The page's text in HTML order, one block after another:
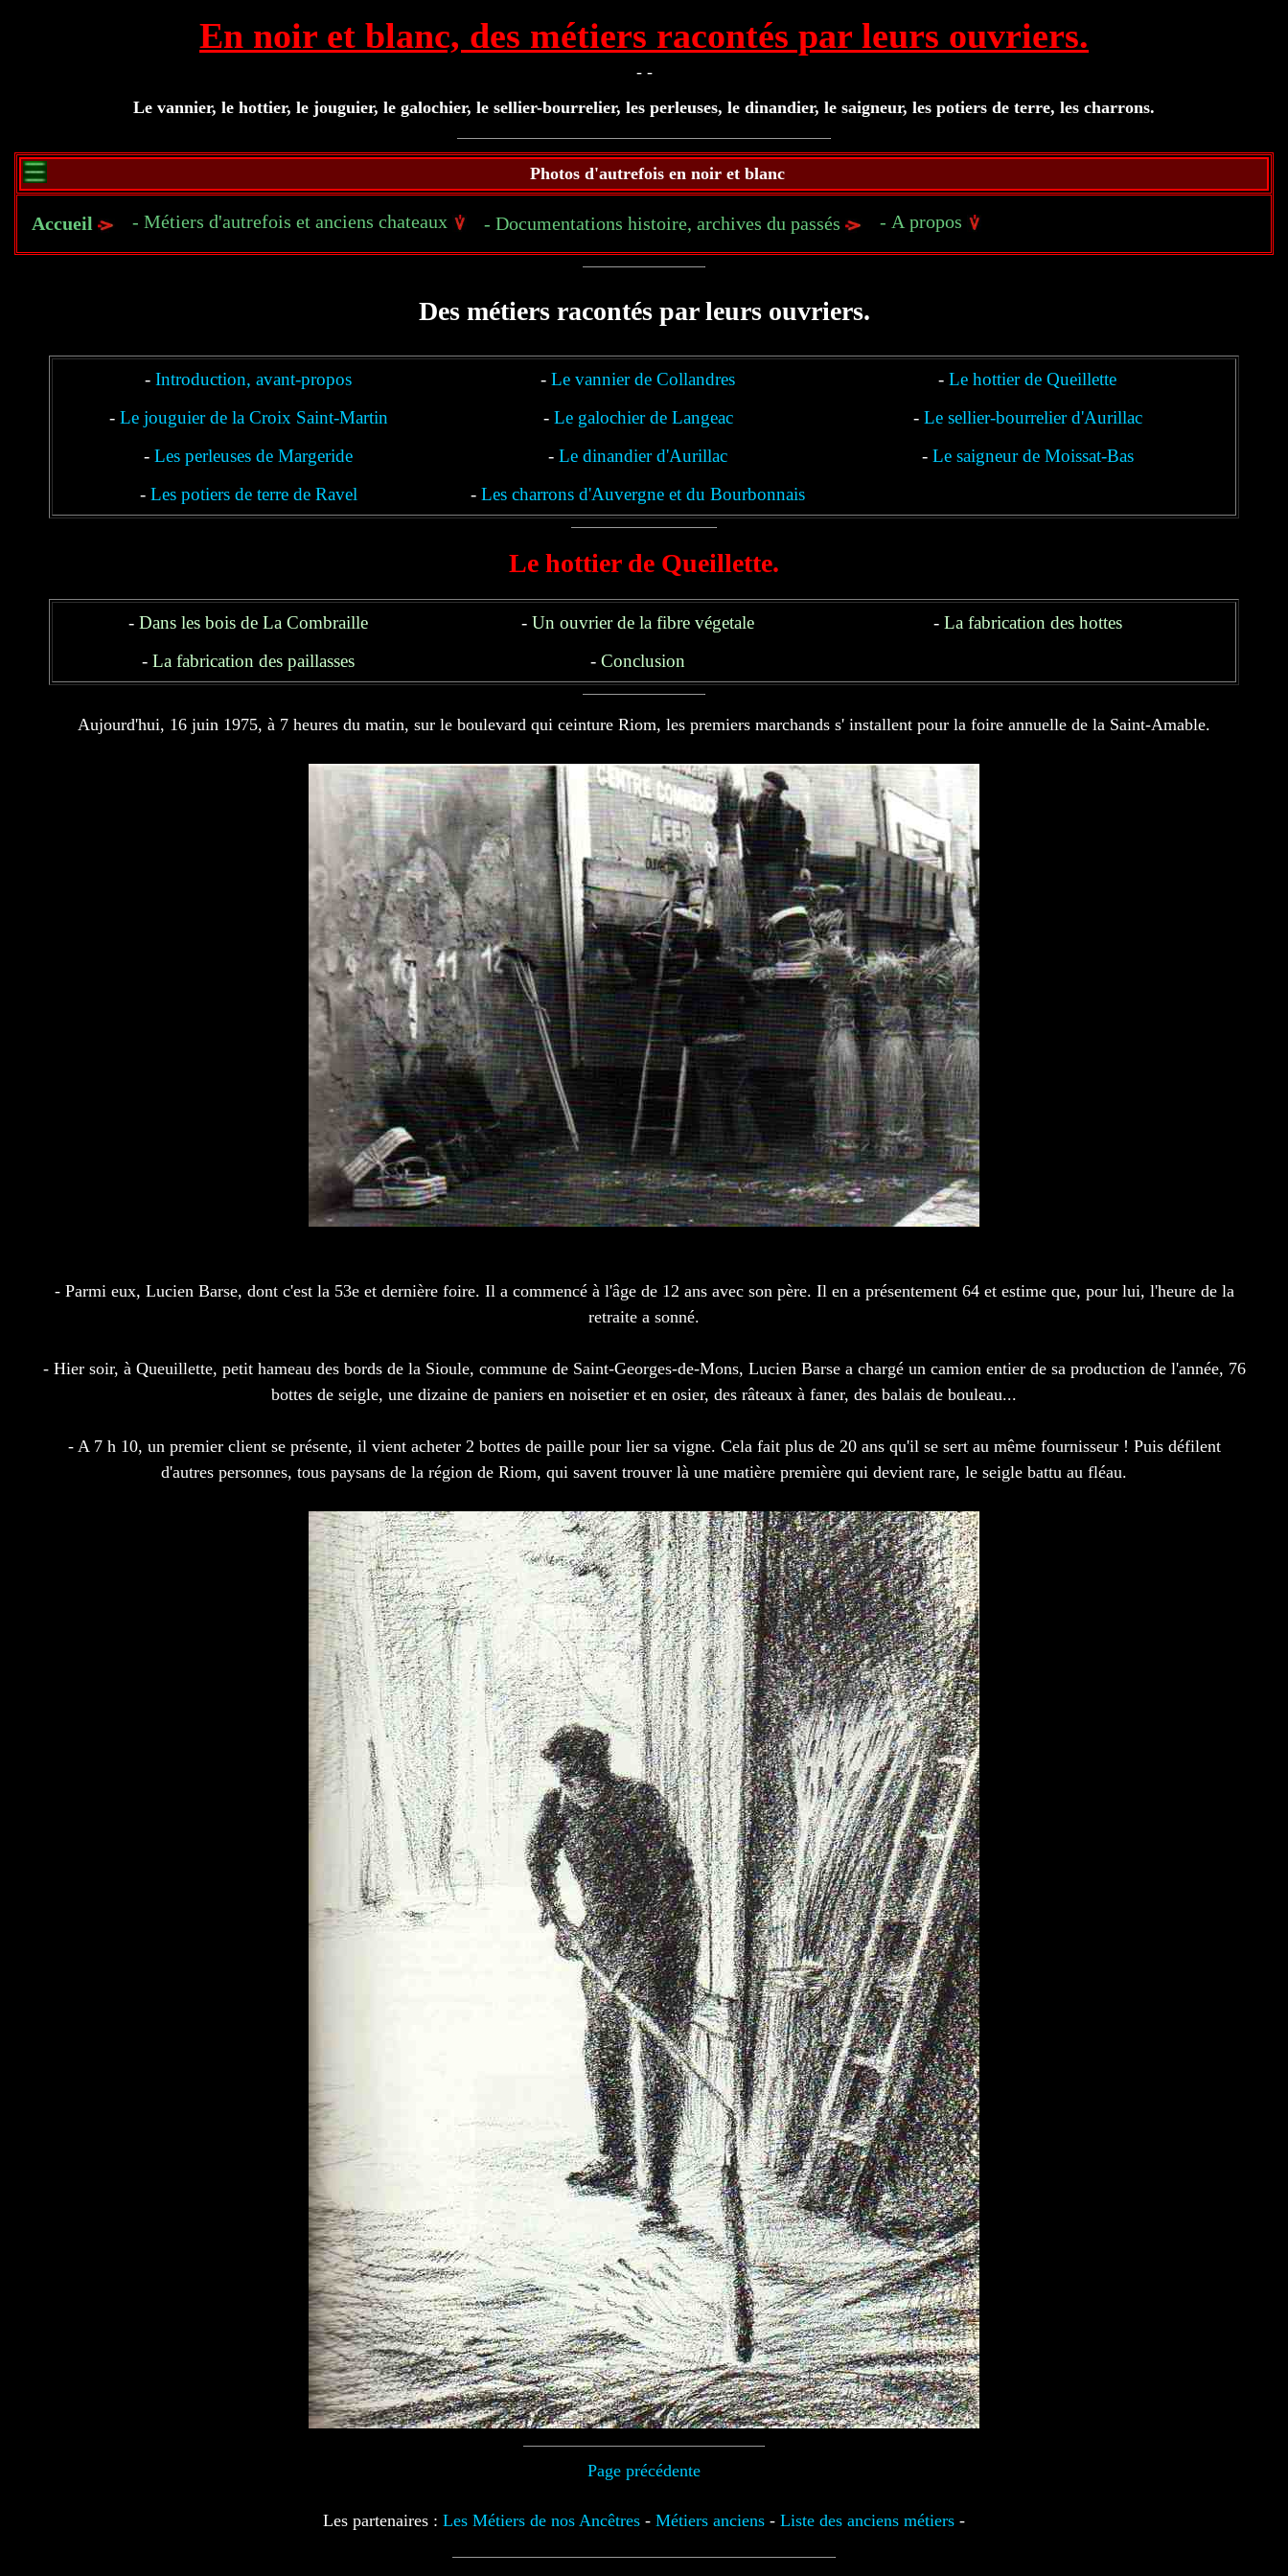
En noir et blanc, des métiers racontés par leurs ouvriers.
- -
Le vannier, le hottier, le jouguier, le galochier, le sellier-bourrelier, les perleuses, le dinandier, le saigneur, les potiers de terre, les charrons.
Photos d'autrefois en noir et blanc
Accueil - Métiers d'autrefois et anciens chateaux - Documentations histoire, archives du passés - A propos
Des métiers racontés par leurs ouvriers.
-Introduction, avant-propos -Le vannier de Collandres -Le hottier de Queillette
- Le jouguier de la Croix Saint-Martin - Le galochier de Langeac - Le sellier-bourrelier d'Aurillac
-Les perleuses de Margeride -Le dinandier d'Aurillac - Le saigneur de Moissat-Bas
- Les potiers de terre de Ravel -Les charrons d'Auvergne et du Bourbonnais
Le hottier de Queillette.
-Dans les bois de La Combraille -Un ouvrier de la fibre végetale - La fabrication des hottes
-La fabrication des paillasses -Conclusion
Aujourd'hui, 16 juin 1975, à 7 heures du matin, sur le boulevard qui ceinture Riom, les premiers marchands s' installent pour la foire annuelle de la Saint-Amable.
- Parmi eux, Lucien Barse, dont c'est la 53e et dernière foire. Il a commencé à l'âge de 12 ans avec son père. Il en a présentement 64 et estime que, pour lui, l'heure de la
retraite a sonné.
- Hier soir, à Queuillette, petit hameau des bords de la Sioule, commune de Saint-Georges-de-Mons, Lucien Barse a chargé un camion entier de sa production de l'année, 76
bottes de seigle, une dizaine de paniers en noisetier et en osier, des râteaux à faner, des balais de bouleau...
- A 7 h 10, un premier client se présente, il vient acheter 2 bottes de paille pour lier sa vigne. Cela fait plus de 20 ans qu'il se sert au même fournisseur ! Puis défilent
d'autres personnes, tous paysans de la région de Riom, qui savent trouver là une matière première qui devient rare, le seigle battu au fléau.
Page précédente
Les partenaires : Les Métiers de nos Ancêtres - Métiers anciens - Liste des anciens métiers -